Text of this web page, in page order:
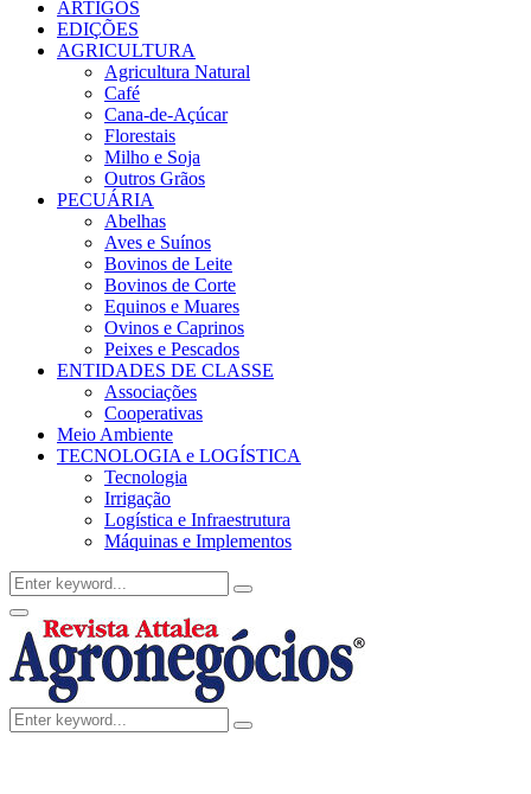
ARTIGOS
EDIÇÕES
AGRICULTURA
Agricultura Natural
Café
Cana-de-Açúcar
Florestais
Milho e Soja
Outros Grãos
PECUÁRIA
Abelhas
Aves e Suínos
Bovinos de Leite
Bovinos de Corte
Equinos e Muares
Ovinos e Caprinos
Peixes e Pescados
ENTIDADES DE CLASSE
Associações
Cooperativas
Meio Ambiente
TECNOLOGIA e LOGÍSTICA
Tecnologia
Irrigação
Logística e Infraestrutura
Máquinas e Implementos
Search
for:
Search
Facebook
Twitter
Instagram
Linkedin
Youtube
Email
Primary
Menu
Search
for:
Search